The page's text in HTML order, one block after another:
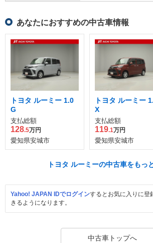
あなたにおすすめの中古車情報
トヨタ ルーミー 1.0
G
支払総額
128.5万円
愛知県安城市
トヨタ ルーミー
X
支払総額
119.1万円
愛知県安城市
トヨタ ルーミーの中古車をもっ
Yahoo! JAPAN IDでログインするとお気に入りに登
きるようになります。
中古車トップへ